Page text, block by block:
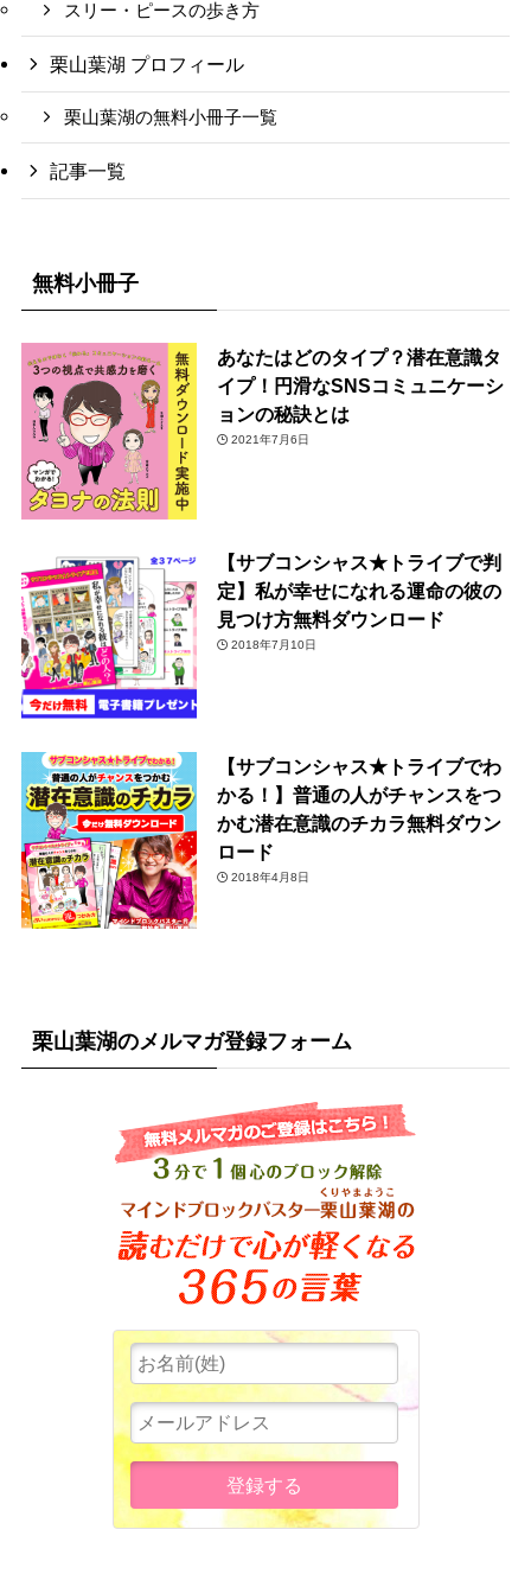
スリー・ピースの歩き方
栗山葉湖 プロフィール
栗山葉湖の無料小冊子一覧
記事一覧
無料小冊子
あなたはどのタイプ？潜在意識タ
イプ！円滑なSNSコミュニケーシ
ョンの秘訣とは
2021年7月6日
【サブコンシャス★トライブで判
定】私が幸せになれる運命の彼の
見つけ方無料ダウンロード
2018年7月10日
【サブコンシャス★トライブでわ
かる！】普通の人がチャンスをつ
かむ潜在意識のチカラ無料ダウン
ロード
2018年4月8日
栗山葉湖のメルマガ登録フォーム